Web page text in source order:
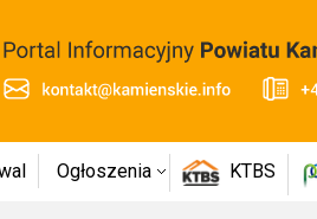
Ogłoszenia KTBS